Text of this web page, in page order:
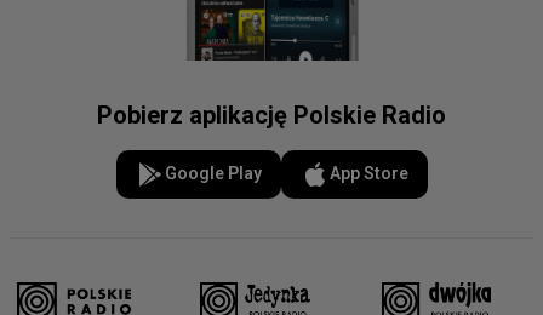
Pobierz aplikację Polskie Radio
Google Play App Store